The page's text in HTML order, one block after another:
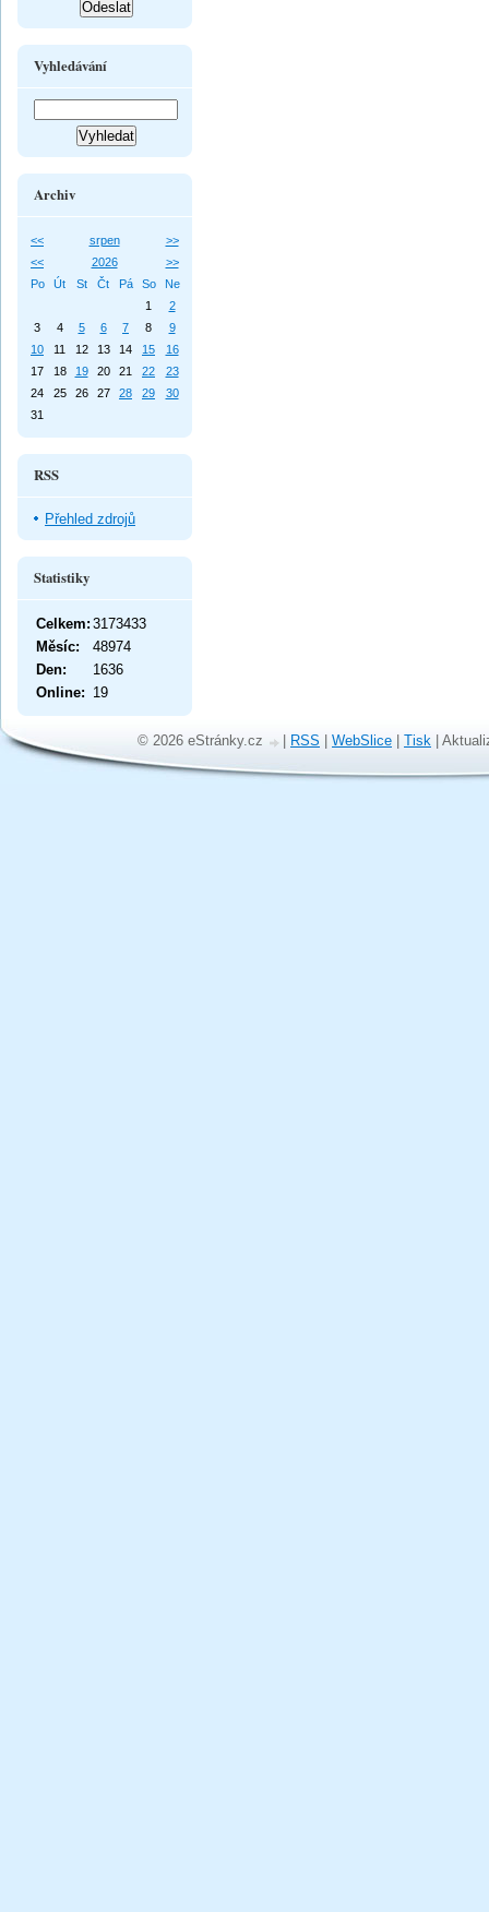
Vyhledávání
Archiv
<< srpen
>>
<<
2026
>>
Po
Út St Čt Pá So
Ne
1
2
3
4 5 6 7 8
9
10
11 12 13 14 15
16
17
18 19 20 21 22
23
24
25 26 27 28 29
30
31
RSS
Přehled zdrojů
Statistiky
Online: 19
Celkem: 3173433
Měsíc:
48974
Den:
1636
© 2026 eStránky.cz | RSS | WebSlice | Tisk |